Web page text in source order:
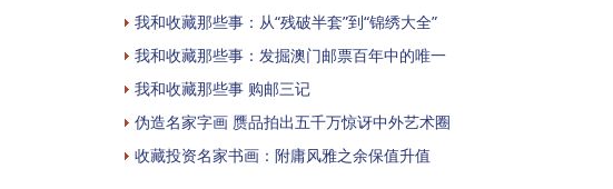
我和收藏那些事：从“残破半套”到“锦绣大全”
我和收藏那些事：发掘澳门邮票百年中的唯一
我和收藏那些事 购邮三记
伪造名家字画 赝品拍出五千万惊讶中外艺术圈
收藏投资名家书画：附庸风雅之余保值升值